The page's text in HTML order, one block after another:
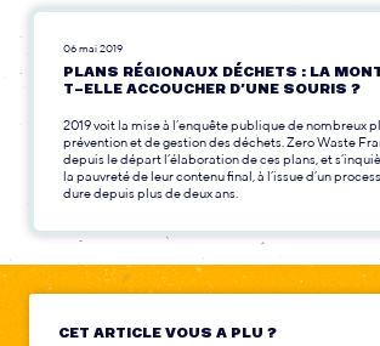
06 mai 2019
PLANS RÉGIONAUX DÉCHETS : LA
T-ELLE ACCOUCHER D’UNE SOURIS ?
2019 voit la mise à l’enquête publique de nombreux
prévention et de gestion des déchets. Zero Waste
depuis le départ l’élaboration de ces plans, et
la pauvreté de leur contenu final, à l’issue d’un
dure depuis plus de deux ans.
CET ARTICLE VOUS A PLU ?